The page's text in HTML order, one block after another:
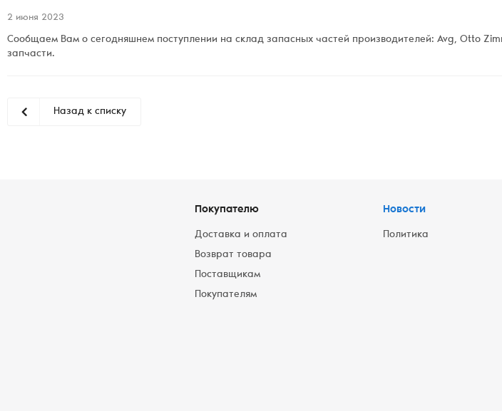
2 июня 2023
Сообщаем Вам о сегодняшнем поступлении на склад запасных частей производителей: Avg, Otto
запчасти.
Назад к списку
Покупателю
Доставка и оплата
Возврат товара
Поставщикам
Покупателям
Новости
Политика